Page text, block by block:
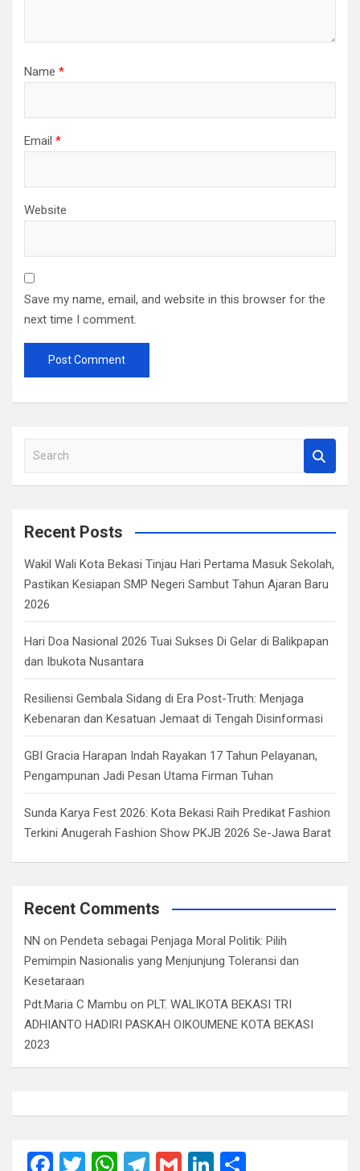
Name *
Email *
Website
Save my name, email, and website in this browser for the
next time I comment.
a
c
Recent Posts
Wakil Wali Kota Bekasi Tinjau Hari Pertama Masuk Sekolah,
Pastikan Kesiapan SMP Negeri Sambut Tahun Ajaran Baru
2026
Hari Doa Nasional 2026 Tuai Sukses Di Gelar di Balikpapan
dan Ibukota Nusantara
Resiliensi Gembala Sidang di Era Post-Truth: Menjaga
Kebenaran dan Kesatuan Jemaat di Tengah Disinformasi
GBI Gracia Harapan Indah Rayakan 17 Tahun Pelayanan,
Pengampunan Jadi Pesan Utama Firman Tuhan
Sunda Karya Fest 2026: Kota Bekasi Raih Predikat Fashion
Terkini Anugerah Fashion Show PKJB 2026 Se-Jawa Barat
Recent Comments
NN on Pendeta sebagai Penjaga Moral Politik: Pilih
Pemimpin Nasionalis yang Menjunjung Toleransi dan
Kesetaraan
Pdt.Maria C Mambu on PLT. WALIKOTA BEKASI TRI
ADHIANTO HADIRI PASKAH OIKOUMENE KOTA BEKASI
2023
F
T
W T
G
Li